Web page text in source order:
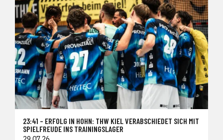
23:41 – ERFOLG IN HOHN: THW KIEL VERABSCHIEDET SICH MIT
SPIELFREUDE INS TRAININGSLAGER